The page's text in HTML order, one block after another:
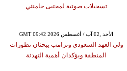
تسجيلات صوتية لمجتبى خامنئي
GMT 09:42 2026 الأحد ,02 آب / أغسطس
ولي العهد السعودي وترامب يبحثان تطورات
المنطقة ويؤكدان أهمية التهدئة